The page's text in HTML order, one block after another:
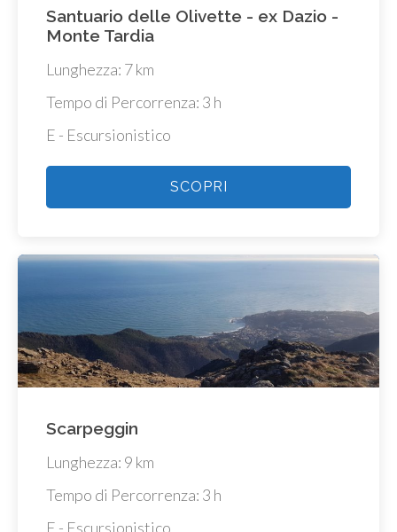
Santuario delle Olivette - ex Dazio -
Monte Tardia
Lunghezza: 7 km
Tempo di Percorrenza: 3 h
E - Escursionistico
SCOPRI
Scarpeggin
Lunghezza: 9 km
Tempo di Percorrenza: 3 h
E - Escursionistico